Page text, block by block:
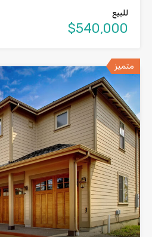
للبيع
$540,000
متميز